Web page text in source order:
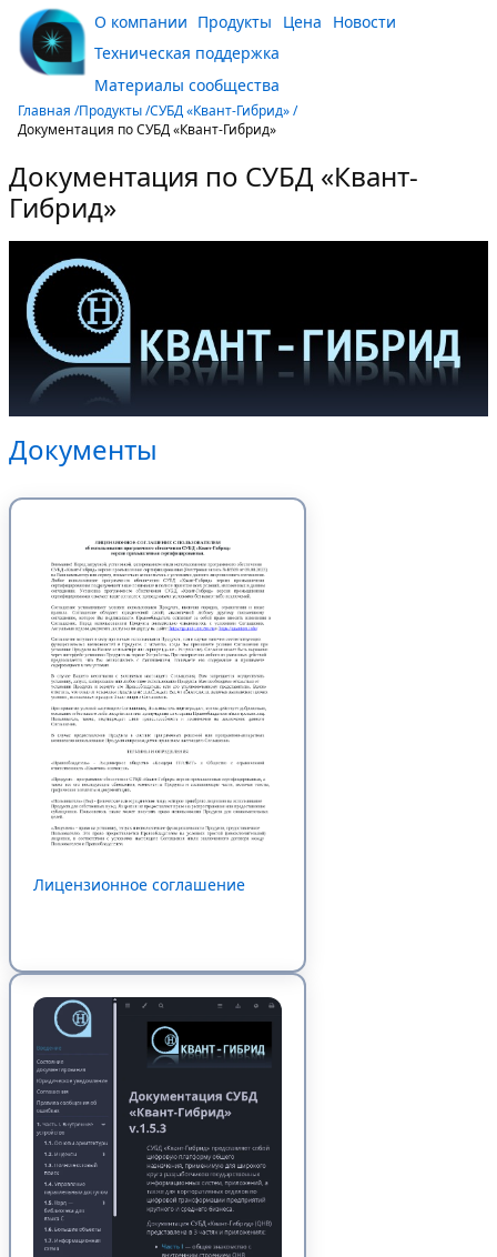
О компании Продукты Цена
Новости
Техническая поддержка
Материалы сообщества
Главная /Продукты /СУБД «Квант-Гибрид» /
Документация по СУБД «Квант-Гибрид»
Документация по СУБД «Квант-
Гибрид»
Документы
Лицензионное соглашение